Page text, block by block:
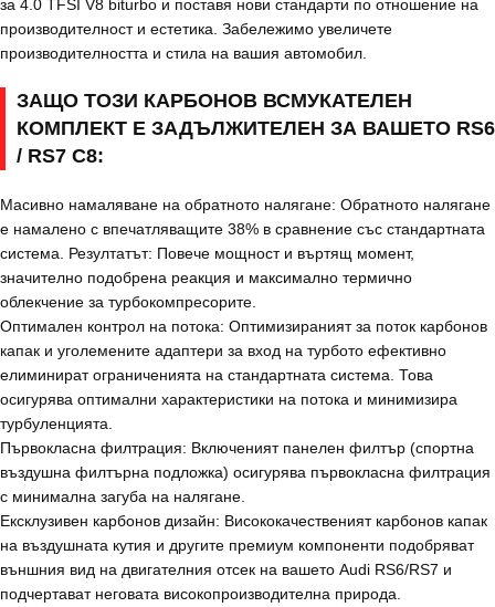
за 4.0 TFSI V8 biturbo и поставя нови стандарти по отношение на
производителност и естетика. Забележимо увеличете
производителността и стила на вашия автомобил.
ЗАЩО ТОЗИ КАРБОНОВ ВСМУКАТЕЛЕН
КОМПЛЕКТ Е ЗАДЪЛЖИТЕЛЕН ЗА ВАШЕТО RS6
/ RS7 C8:
Масивно намаляване на обратното налягане: Обратното налягане
е намалено с впечатляващите 38% в сравнение със стандартната
система. Резултатът: Повече мощност и въртящ момент,
значително подобрена реакция и максимално термично
облекчение за турбокомпресорите.
Оптимален контрол на потока: Оптимизираният за поток карбонов
капак и уголемените адаптери за вход на турбото ефективно
елиминират ограниченията на стандартната система. Това
осигурява оптимални характеристики на потока и минимизира
турбуленцията.
Първокласна филтрация: Включеният панелен филтър (спортна
въздушна филтърна подложка) осигурява първокласна филтрация
с минимална загуба на налягане.
Ексклузивен карбонов дизайн: Висококачественият карбонов капак
на въздушната кутия и другите премиум компоненти подобряват
външния вид на двигателния отсек на вашето Audi RS6/RS7 и
подчертават неговата високопроизводителна природа.